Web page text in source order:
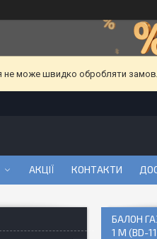
не може швидко обробляти
АКЦІЇ КОНТАКТИ
БАЛОН
1 М (BD-